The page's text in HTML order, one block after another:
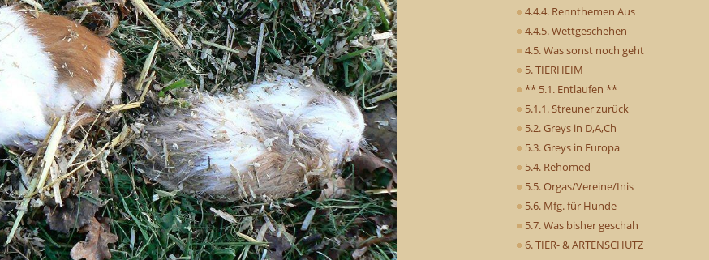
4.4.4. Rennthemen Aus
4.4.5. Wettgeschehen
4.5. Was sonst noch geht
5. TIERHEIM
** 5.1. Entlaufen **
5.1.1. Streuner zurück
5.2. Greys in D,A,Ch
5.3. Greys in Europa
5.4. Rehomed
5.5. Orgas/Vereine/Inis
5.6. Mfg. für Hunde
5.7. Was bisher geschah
6. TIER- & ARTENSCHUTZ